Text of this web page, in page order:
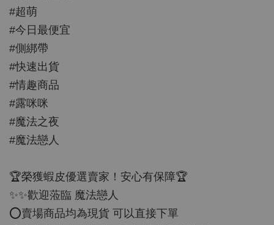
#超萌
#今日最便宜
#側綁帶
#快速出貨
#情趣商品
#露咪咪
#魔法之夜
#魔法戀人
🏆榮獲蝦皮優選賣家！安心有保障🏆
✨✨歡迎蒞臨 魔法戀人
⭕️賣場商品均為現貨 可以直接下單